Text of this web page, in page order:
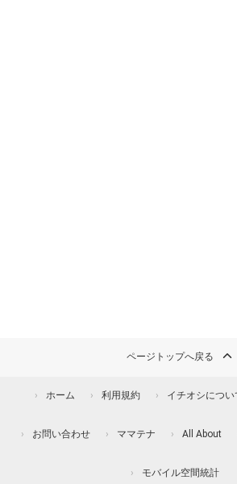
ページトップへ戻る
ホーム 利用規約 イチオシについ
お問い合わせ ママテナ All About
モバイル空間統計